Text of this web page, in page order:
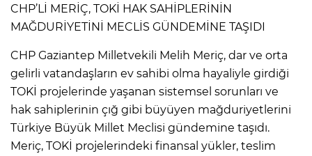
CHP’Lİ MERİÇ, TOKİ HAK SAHİPLERİNİN
MAĞDURİYETİNİ MECLİS GÜNDEMİNE TAŞIDI
CHP Gaziantep Milletvekili Melih Meriç, dar ve orta
gelirli vatandaşların ev sahibi olma hayaliyle girdiği
TOKİ projelerinde yaşanan sistemsel sorunları ve
hak sahiplerinin çığ gibi büyüyen mağduriyetlerini
Türkiye Büyük Millet Meclisi gündemine taşıdı.
Meriç, TOKİ projelerindeki finansal yükler, teslim